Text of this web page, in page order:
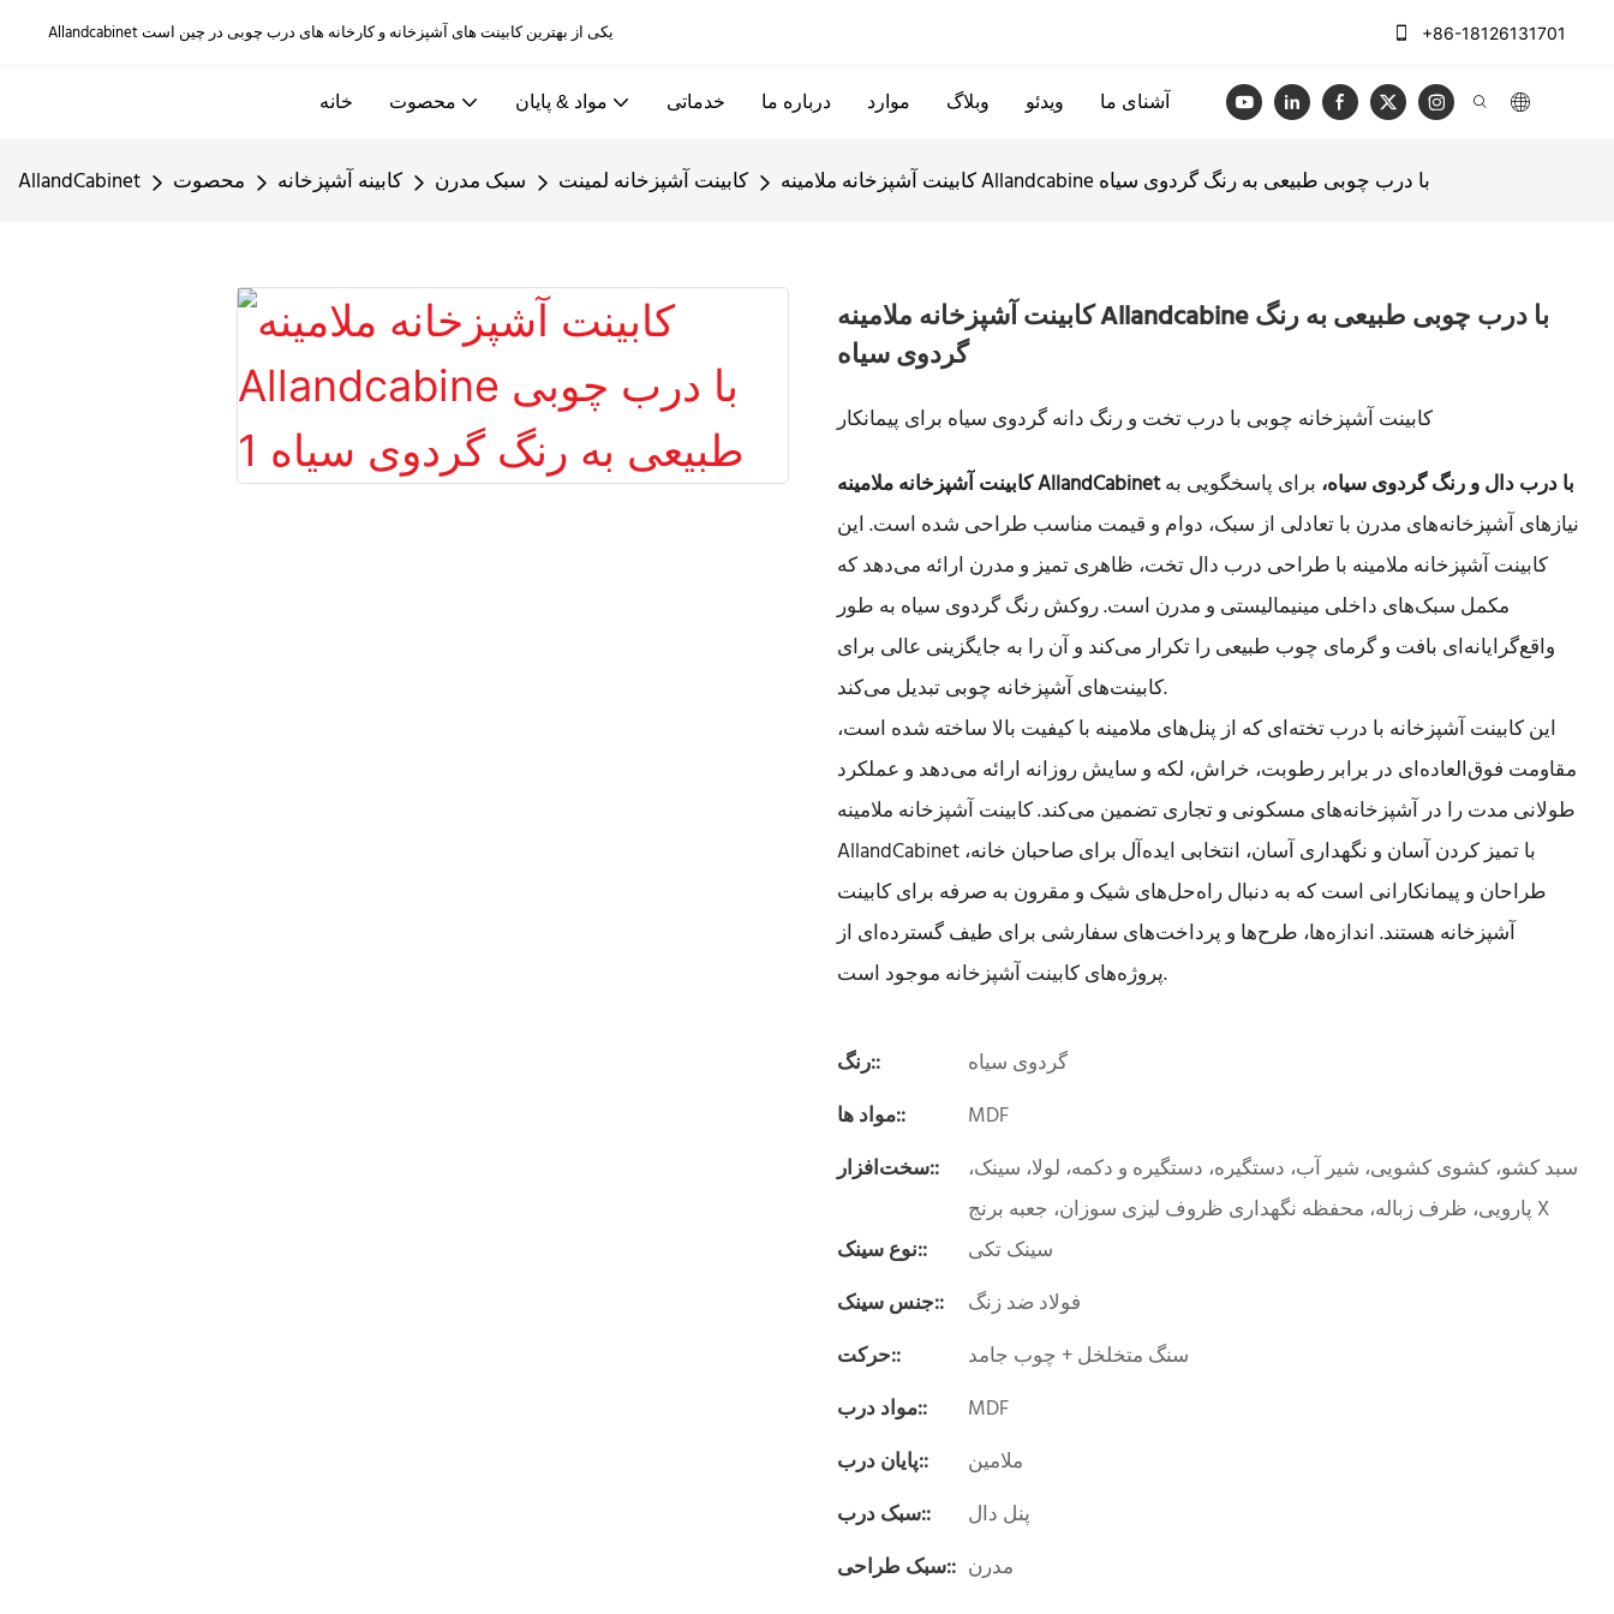
+86-18126131701
خانه محصوت مواد & پایان خدماتی درباره ما موارد وبلاگ ویدئو آشنای ما
AllandCabinet محصوت کابينه آشپزخانه سبک مدرن کابینت آشپزخانه لمینت کابینت آشپزخانه ملامینه Allandcabine با درب چوبی طبیعی به رنگ گردوی سیاه
کابینت آشپزخانه ملامینه Allandcabine با درب چوبی طبیعی به رنگ
گردوی سیاه
کابینت آشپزخانه چوبی با درب تخت و رنگ دانه گردوی سیاه برای پیمانکار
کابینت آشپزخانه ملامینه AllandCabinet با درب دال و رنگ گردوی سیاه، برای پاسخگویی به
نیازهای آشپزخانه‌های مدرن با تعادلی از سبک، دوام و قیمت مناسب طراحی شده است. این
کابینت آشپزخانه ملامینه با طراحی درب دال تخت، ظاهری تمیز و مدرن ارائه می‌دهد که
مکمل سبک‌های داخلی مینیمالیستی و مدرن است. روکش رنگ گردوی سیاه به طور
واقع‌گرایانه‌ای بافت و گرمای چوب طبیعی را تکرار می‌کند و آن را به جایگزینی عالی برای
کابینت‌های آشپزخانه چوبی تبدیل می‌کند.
این کابینت آشپزخانه با درب تخته‌ای که از پنل‌های ملامینه با کیفیت بالا ساخته شده است،
مقاومت فوق‌العاده‌ای در برابر رطوبت، خراش، لکه و سایش روزانه ارائه می‌دهد و عملکرد
طولانی مدت را در آشپزخانه‌های مسکونی و تجاری تضمین می‌کند. کابینت آشپزخانه ملامینه
AllandCabinet با تمیز کردن آسان و نگهداری آسان، انتخابی ایده‌آل برای صاحبان خانه،
طراحان و پیمانکارانی است که به دنبال راه‌حل‌های شیک و مقرون به صرفه برای کابینت
آشپزخانه هستند. اندازه‌ها، طرح‌ها و پرداخت‌های سفارشی برای طیف گسترده‌ای از
پروژه‌های کابینت آشپزخانه موجود است.
رنگ::
گردوی سیاه
مواد ها::
MDF
سخت‌افزار::
سبد کشو، کشوی کشویی، شیر آب، دستگیره، دستگیره و دکمه، لولا، سینک،
پارویی، ظرف زباله، محفظه نگهداری ظروف لیزی سوزان، جعبه برنج X
نوع سینک::
سینک تکی
جنس سینک::
فولاد ضد زنگ
حرکت::
سنگ متخلخل + چوب جامد
مواد درب::
MDF
پایان درب::
ملامین
سبک درب::
پنل دال
سبک طراحی:: مدرن